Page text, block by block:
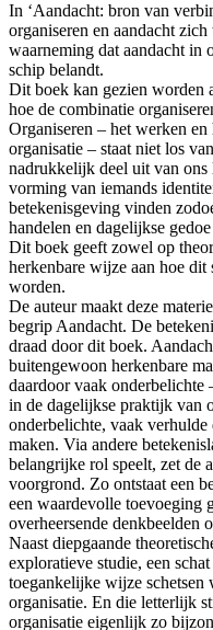
In ‘Aandacht: bron van
organiseren en aandacht
waarneming dat aandacht in
schip belandt.
Dit boek kan gezien worden
hoe de combinatie
Organiseren – het werken
organisatie – staat niet los
nadrukkelijk deel uit van ons
vorming van iemands
betekenisgeving vinden
handelen en dagelijkse
Dit boek geeft zowel op
herkenbare wijze aan hoe
worden.
De auteur maakt deze
begrip Aandacht. De
draad door dit boek.
buitengewoon herkenbare
daardoor vaak onderbelichte
in de dagelijkse praktijk van
onderbelichte, vaak
maken. Via andere
belangrijke rol speelt, zet de
voorgrond. Zo ontstaat een
een waardevolle toevoeging
overheersende denkbeelden
Naast diepgaande
exploratieve studie, een
toegankelijke wijze schetsen
organisatie. En die letterlijk
organisatie eigenlijk zo